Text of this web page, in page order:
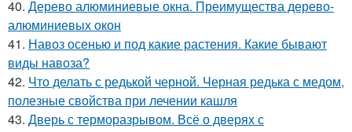
40. Дерево алюминиевые окна. Преимущества дерево-
алюминиевых окон
41. Навоз осенью и под какие растения. Какие бывают
виды навоза?
42. Что делать с редькой черной. Черная редька с медом,
полезные свойства при лечении кашля
43. Дверь с терморазрывом. Всё о дверях с